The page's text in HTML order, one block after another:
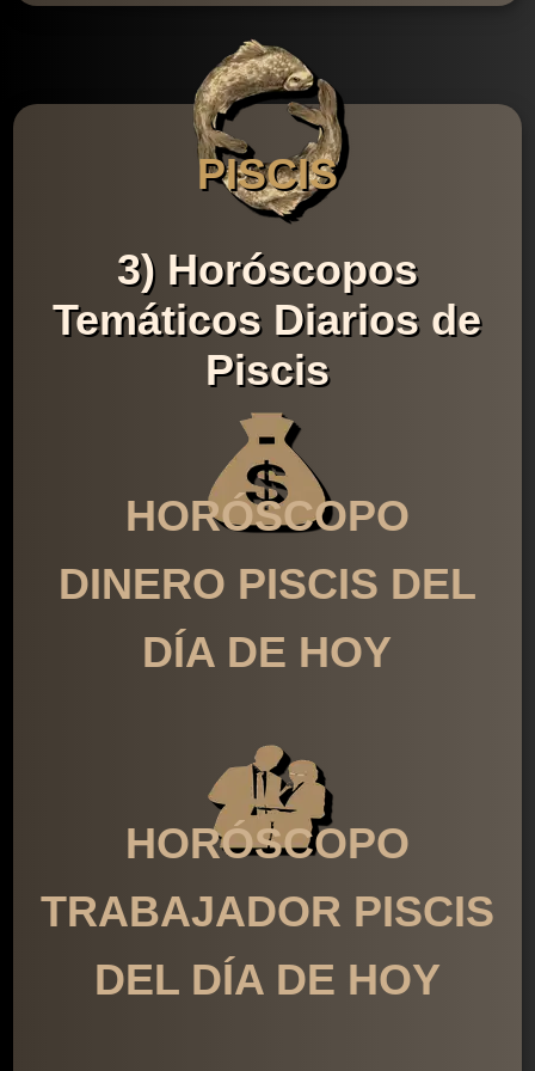
PISCIS
3) Horóscopos
Temáticos Diarios de
Piscis
HORÓSCOPO
DINERO PISCIS DEL
DÍA DE HOY
HORÓSCOPO
TRABAJADOR PISCIS
DEL DÍA DE HOY